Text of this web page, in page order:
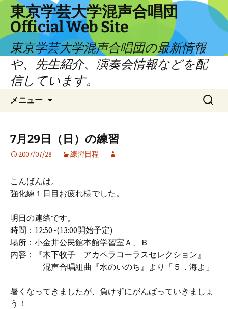
ン
ツ
キ
東京学芸大学混声合唱団
Official Web Site
東京学芸大学混声合唱団の最新情報
や、先生紹介、演奏会情報などを配
信しています。
メニュー
検
索:
7月29日（日）の練習
2007/07/28 練習日程
こんばんは。
強化練１日目お疲れ様でした。
明日の連絡です。
時間：12:50~(13:00開始予定)
場所：小金井公民館本館学習室Ａ、Ｂ
内容：『木下牧子 アカペラコーラスセレクション』
混声合唱組曲『水のいのち』より「５．海よ」
暑くなってきましたが、負けずにがんばっていきましょ
う！